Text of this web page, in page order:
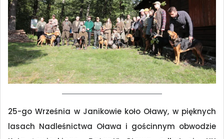
25-go Września w Janikowie koło Oławy, w pięknych
lasach Nadleśnictwa Oława i gościnnym obwodzie